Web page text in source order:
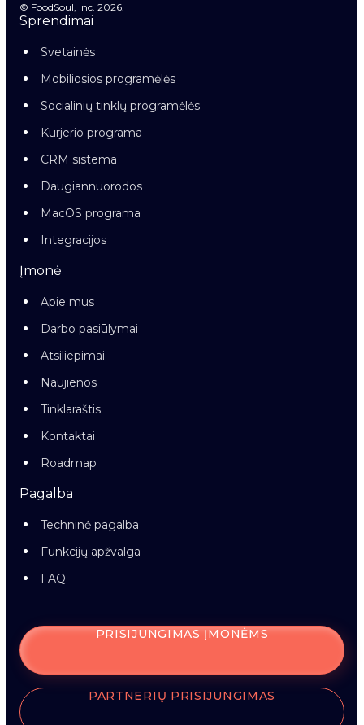
© FoodSoul, Inc. 2026.
Sprendimai
Svetainės
Mobiliosios programėlės
Socialinių tinklų programėlės
Kurjerio programa
CRM sistema
Daugiannuorodos
MacOS programa
Integracijos
Įmonė
Apie mus
Darbo pasiūlymai
Atsiliepimai
Naujienos
Tinklaraštis
Kontaktai
Roadmap
Pagalba
Techninė pagalba
Funkcijų apžvalga
FAQ
PRISIJUNGIMAS ĮMONĖMS
PARTNERIŲ PRISIJUNGIMAS